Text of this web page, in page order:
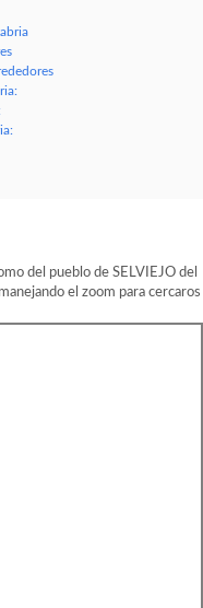
del pueblo de SELVIEJO del
el zoom para cercaros